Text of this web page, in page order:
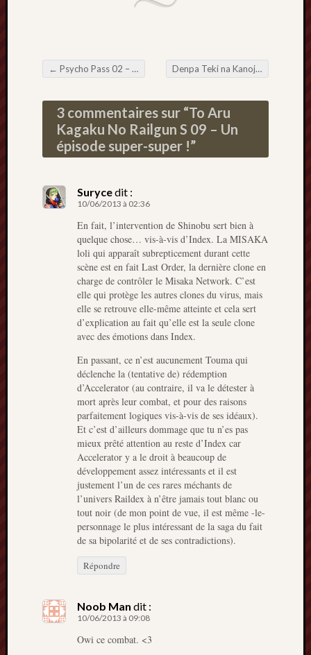
Navigation de l'article
← Psycho Pass 02 – Chibig Brother Denpa Teki na Kanojo 01 – Ame ou De l’éducation des Yandere
3 commentaires sur “To Aru
Kagaku No Railgun S 09 – Un
épisode super-super !”
Surycedit :
10/06/2013 à 02:36
En fait, l’intervention de Shinobu sert bien à
quelque chose… vis-à-vis d’Index. La MISAKA
loli qui apparaît subrepticement durant cette
scène est en fait Last Order, la dernière clone en
charge de contrôler le Misaka Network. C’est
elle qui protège les autres clones du virus, mais
elle se retrouve elle-même atteinte et cela sert
d’explication au fait qu’elle est la seule clone
avec des émotions dans Index.
En passant, ce n’est aucunement Touma qui
déclenche la (tentative de) rédemption
d’Accelerator (au contraire, il va le détester à
mort après leur combat, et pour des raisons
parfaitement logiques vis-à-vis de ses idéaux).
Et c’est d’ailleurs dommage que tu n’es pas
mieux prêté attention au reste d’Index car
Accelerator y a le droit à beaucoup de
développement assez intéressants et il est
justement l’un de ces rares méchants de
l’univers Raildex à n’être jamais tout blanc ou
tout noir (de mon point de vue, il est même -le-
personnage le plus intéressant de la saga du fait
de sa bipolarité et de ses contradictions).
Répondre
Noob Man dit :
10/06/2013 à 09:08
Owi ce combat. <3